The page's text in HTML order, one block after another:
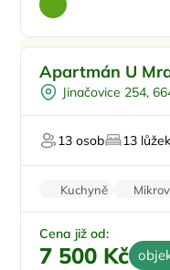
Na samotě
U lesa
Apartmán U
Jinačovice 254,
13 osob 13 lůžek
Kuchyně
Balkon/terasa
Cena již od:
7 500 Kč